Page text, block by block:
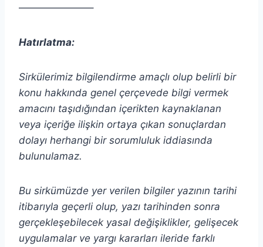
———————–
Hatırlatma:
Sirkülerimiz bilgilendirme amaçlı olup belirli bir
konu hakkında genel çerçevede bilgi vermek
amacını taşıdığından içerikten kaynaklanan
veya içeriğe ilişkin ortaya çıkan sonuçlardan
dolayı herhangi bir sorumluluk iddiasında
bulunulamaz.
Bu sirkümüzde yer verilen bilgiler yazının tarihi
itibarıyla geçerli olup, yazı tarihinden sonra
gerçekleşebilecek yasal değişiklikler, gelişecek
uygulamalar ve yargı kararları ileride farklı